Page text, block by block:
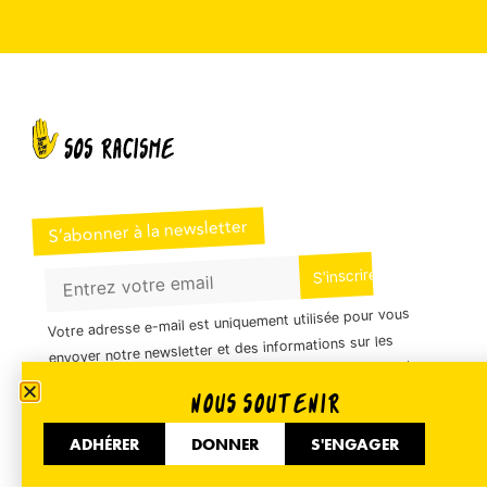
S’abonner à la newsletter
Votre adresse e-mail est uniquement utilisée pour vous
envoyer notre newsletter et des informations sur les
utiliser le lien de désabonnement inclus dans la
newsletter.
NOUS SOUTENIR
ADHÉRER DONNER S'ENGAGER